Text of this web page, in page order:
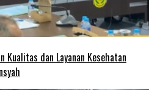
Kualitas dan Layanan Kesehatan